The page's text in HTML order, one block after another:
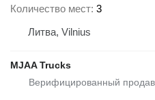
Количество мест 3
Литва, Vilnius
MJAA Trucks